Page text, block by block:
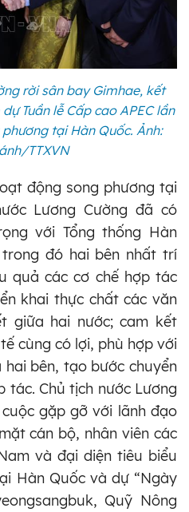
rời sân bay Gimhae, kết
Tuần lễ Cấp cao APEC lần
tại Hàn Quốc. Ảnh:
TTXVN
động song phương tại
Lương Cường đã có
với Tổng thống Hàn
đó hai bên nhất trí
quả các cơ chế hợp tác
khai thực chất các văn
giữa hai nước; cam kết
cùng có lợi, phù hợp với
bên, tạo bước chuyển
tác. Chủ tịch nước Lương
gặp gỡ với lãnh đạo
cán bộ, nhân viên các
và đại diện tiêu biểu
Hàn Quốc và dự “Ngày
Quỹ Nông